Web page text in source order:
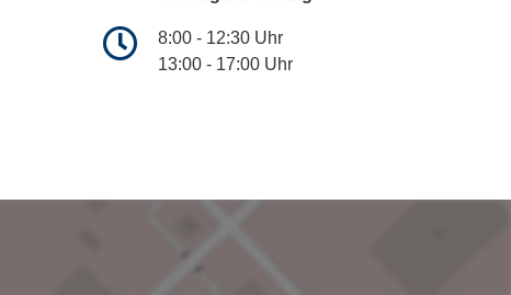
8:00 - 12:30 Uhr
13:00 - 17:00 Uhr